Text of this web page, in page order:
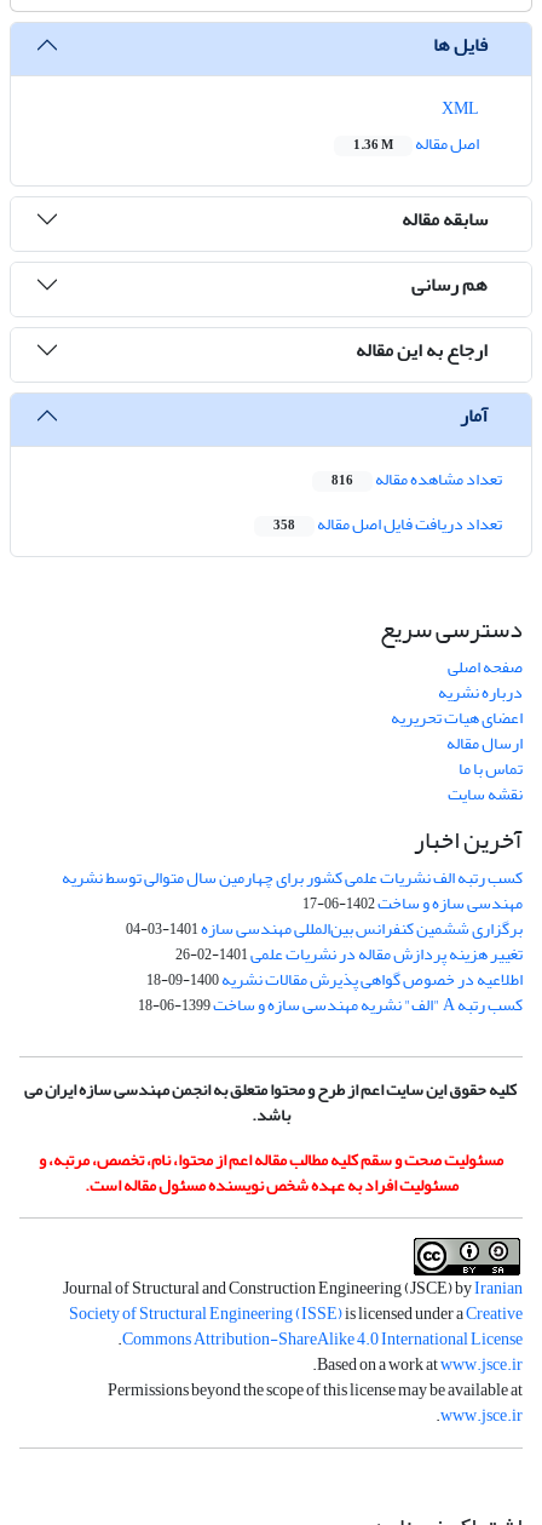
فایل ها
اصل مقاله
1.36 M
سابقه مقاله
هم رسانی
ارجاع به این مقاله
آمار
تعداد مشاهده مقاله 816
تعداد دریافت فایل اصل مقاله 358
دسترسی سریع
صفحه اصلی
درباره نشریه
اعضای هیات تحریریه
ارسال مقاله
تماس با ما
نقشه سایت
آخرین اخبار
کسب رتبه الف نشریات علمی کشور برای چهارمین سال متوالی توسط نشریه
مهندسی سازه و ساخت1402-06-17
برگزاری ششمین کنفرانس بین‌المللی مهندسی سازه1401-03-04
تغییر هزینه پردازش مقاله در نشریات علمی1401-02-26
اطلاعیه در خصوص گواهی پذیرش مقالات نشریه1400-09-18
کسب رتبه A "الف" نشریه مهندسی سازه و ساخت 1399-06-18
کلیه حقوق این سایت اعم از طرح و محتوا متعلق به انجمن مهندسی سازه ایران می
باشد.
مسئولیت صحت و سقم کلیه مطالب مقاله اعم از محتوا، نام، تخصص، مرتبه، و
مسئولیت افراد به عهده شخص نویسنده مسئول مقاله است.
Journal of Structural and Construction Engineering (JSCE) byIranian
Society of Structural Engineering (ISSE)is licensed under aCreative
Commons Attribution-ShareAlike 4.0 International License
.
Based on a work atwww.jsce.ir
.
Permissions beyond the scope of this license may be available at
www.jsce.ir
.